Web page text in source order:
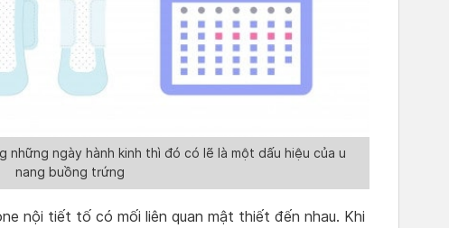
những ngày hành kinh thì đó có lẽ là một dấu hiệu của u
nang buồng trứng
nội tiết tố có mối liên quan mật thiết đến nhau. Khi